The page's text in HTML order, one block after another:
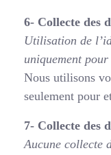
6- Collecte des
Utilisation de
uniquement
Nous utilisons
seulement pour
7- Collecte des
Aucune collecte